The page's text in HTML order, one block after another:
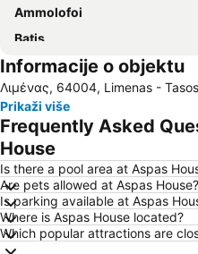
Ammolofoi
Βatis
Aliki
Sarakina
Psili Ammos
Makryammos
Irakleitsa Αlana
Keramoti
Skala Marion
Ammoglossa - Keramoti
Informacije o objektu
Λιμένας, 64004, Limenas -
Prikaži više
Frequently Asked
House
Is there a pool area at Aspas
Are pets allowed at Aspas House?
Is parking available at Aspas
Where is Aspas House located?
Which popular attractions are